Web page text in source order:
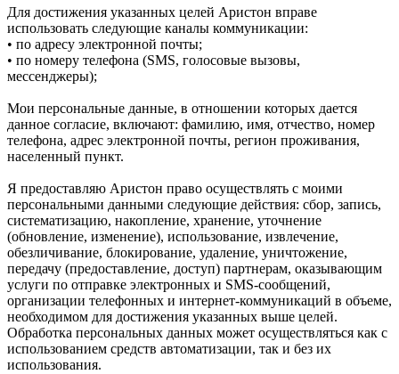
Для достижения указанных целей Аристон вправе
использовать следующие каналы коммуникации:
• по адресу электронной почты;
• по номеру телефона (SMS, голосовые вызовы,
мессенджеры);
Мои персональные данные, в отношении которых дается
данное согласие, включают: фамилию, имя, отчество, номер
телефона, адрес электронной почты, регион проживания,
населенный пункт.
Я предоставляю Аристон право осуществлять с моими
персональными данными следующие действия: сбор, запись,
систематизацию, накопление, хранение, уточнение
(обновление, изменение), использование, извлечение,
обезличивание, блокирование, удаление, уничтожение,
передачу (предоставление, доступ) партнерам, оказывающим
услуги по отправке электронных и SMS‑сообщений,
организации телефонных и интернет‑коммуникаций в объеме,
необходимом для достижения указанных выше целей.
Обработка персональных данных может осуществляться как с
использованием средств автоматизации, так и без их
использования.